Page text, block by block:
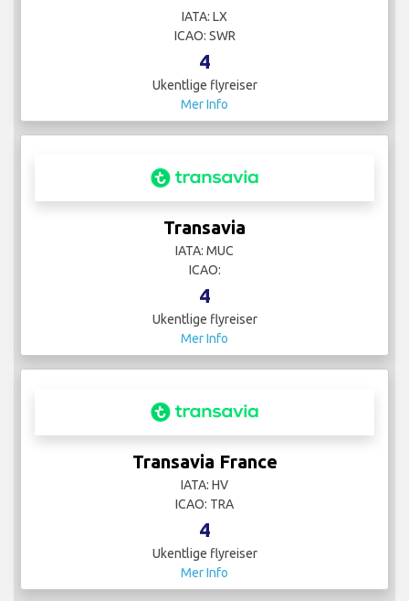
IATA: LX
ICAO: SWR
4
Ukentlige flyreiser
Mer Info
Transavia
IATA: MUC
ICAO:
4
Ukentlige flyreiser
Mer Info
Transavia France
IATA: HV
ICAO: TRA
4
Ukentlige flyreiser
Mer Info